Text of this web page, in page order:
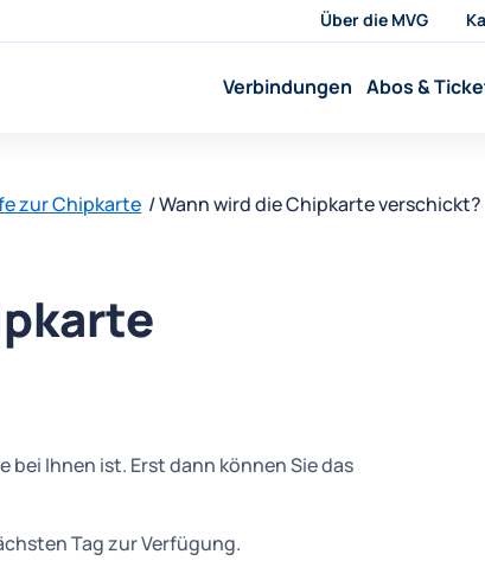
Über die MVG
Verbindungen Abos &
zur Chipkarte Wann wird die Chipkarte verschickt?
bei Ihnen ist. Erst dann können Sie das
Tag zur Verfügung.